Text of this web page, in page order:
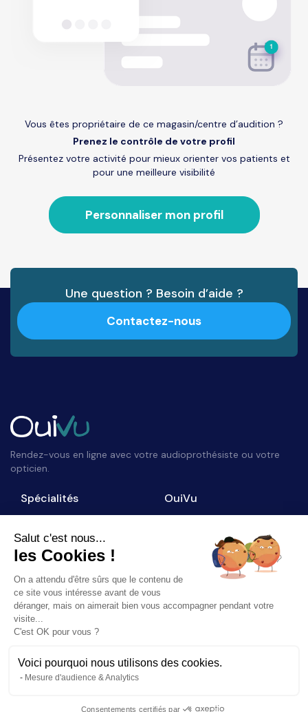
Vous êtes propriétaire de ce magasin/centre d’audition ?
Prenez le contrôle de votre profil
Présentez votre activité pour mieux orienter vos patients et
pour une meilleure visibilité
Personnaliser mon profil
Une question ? Besoin d’aide ?
Contactez-nous
Rendez-vous en ligne avec votre audioprothésiste ou votre
opticien.
Spécialités
Opticiens
Audioprothésistes
OuiVu
Qui sommes-nous ?
Nous contacter
Accès professionnel
Suivez-nous
©2026OuiVu. Tous droits réservés
Salut c'est nous...
les Cookies !
On a attendu d'être sûrs que le contenu de
ce site vous intéresse avant de vous
déranger, mais on aimerait bien vous accompagner pendant votre
visite...
C'est OK pour vous ?
Voici pourquoi nous utilisons des cookies.
Mesure d'audience & Analytics
Consentements certifiés par